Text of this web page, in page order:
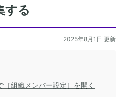
する
2025年8月1日 更新
［組織メンバー設定］を開く